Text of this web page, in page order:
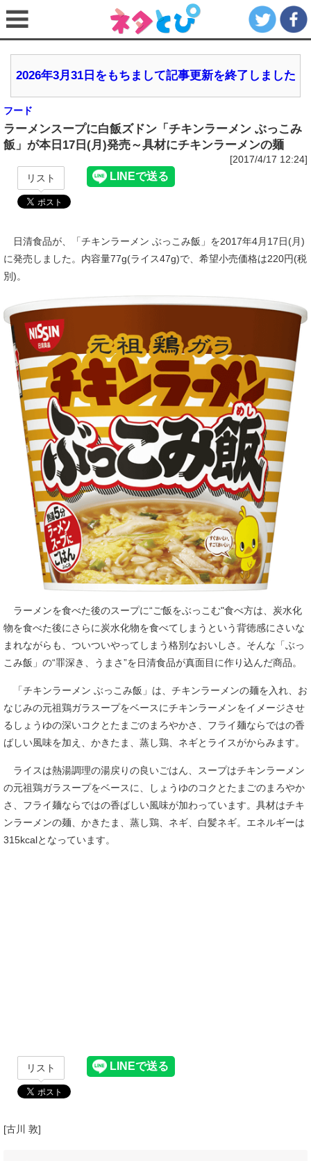
2026年3月31日をもちまして記事更新を終了しました
フード
ラーメンスープに白飯ズドン「チキンラーメン ぶっこみ
飯」が本日17日(月)発売～具材にチキンラーメンの麺
[2017/4/17 12:24]
リスト
日清食品が、「チキンラーメン ぶっこみ飯」を2017年4月17日(月)
に発売しました。内容量77g(ライス47g)で、希望小売価格は220円(税
別)。
ラーメンを食べた後のスープに“ご飯をぶっこむ"食べ方は、炭水化
物を食べた後にさらに炭水化物を食べてしまうという背徳感にさいな
まれながらも、ついついやってしまう格別なおいしさ。そんな「ぶっ
こみ飯」の“罪深き、うまさ”を日清食品が真面目に作り込んだ商品。
「チキンラーメン ぶっこみ飯」は、チキンラーメンの麺を入れ、お
なじみの元祖鶏ガラスープをベースにチキンラーメンをイメージさせ
るしょうゆの深いコクとたまごのまろやかさ、フライ麺ならではの香
ばしい風味を加え、かきたま、蒸し鶏、ネギとライスがからみます。
ライスは熱湯調理の湯戻りの良いごはん、スープはチキンラーメン
の元祖鶏ガラスープをベースに、しょうゆのコクとたまごのまろやか
さ、フライ麺ならではの香ばしい風味が加わっています。具材はチキ
ンラーメンの麺、かきたま、蒸し鶏、ネギ、白髪ネギ。エネルギーは
315kcalとなっています。
リスト
[古川 敦]